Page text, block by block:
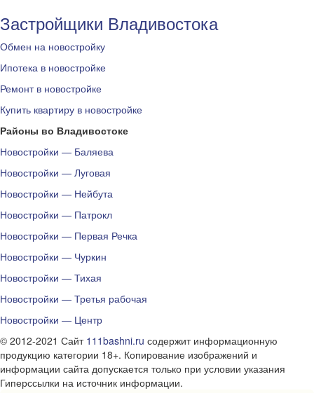
Застройщики Владивостока
Обмен на новостройку
Ипотека в новостройке
Ремонт в новостройке
Купить квартиру в новостройке
Районы во Владивостоке
Новостройки — Баляева
Новостройки — Луговая
Новостройки — Нейбута
Новостройки — Патрокл
Новостройки — Первая Речка
Новостройки — Чуркин
Новостройки — Тихая
Новостройки — Третья рабочая
Новостройки — Центр
© 2012-2021 Сайт 111bashni.ru содержит информационную
продукцию категории 18+. Копирование изображений и
информации сайта допускается только при условии указания
Гиперссылки на источник информации.